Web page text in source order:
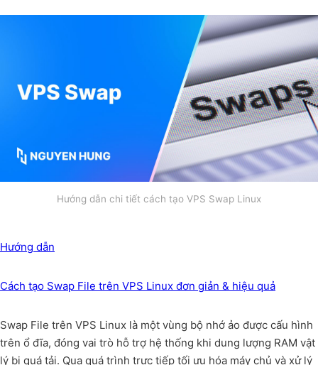
Hướng dẫn chi tiết cách tạo VPS Swap Linux
Hướng dẫn
Cách tạo Swap File trên VPS Linux đơn giản & hiệu quả
Swap File trên VPS Linux là một vùng bộ nhớ ảo được cấu hình
trên ổ đĩa, đóng vai trò hỗ trợ hệ thống khi dung lượng RAM vật
lý bị quá tải. Qua quá trình trực tiếp tối ưu hóa máy chủ và xử lý